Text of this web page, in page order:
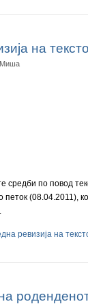
на
Миша
средби по повод
петок (08.04.2011),
ревизија на